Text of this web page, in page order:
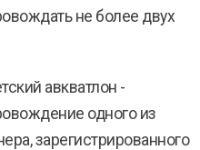
не более двух
авкватлон -
одного из
зарегистрированного